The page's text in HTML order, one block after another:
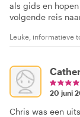
als gids en
volgende reis
Leuke, informatieve
20 juni
Chris was een